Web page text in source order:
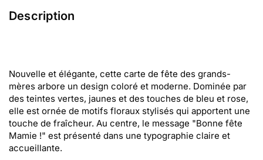
Description
Nouvelle et élégante, cette carte de fête des grands-
mères arbore un design coloré et moderne. Dominée par
des teintes vertes, jaunes et des touches de bleu et rose,
elle est ornée de motifs floraux stylisés qui apportent une
touche de fraîcheur. Au centre, le message "Bonne fête
Mamie !" est présenté dans une typographie claire et
accueillante.